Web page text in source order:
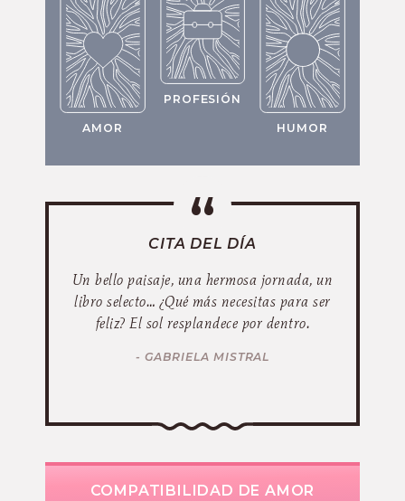
AMOR
PROFESIÓN
HUMOR
CITA DEL DÍA
Un bello paisaje, una hermosa jornada, un
libro selecto… ¿Qué más necesitas para ser
feliz? El sol resplandece por dentro.
- GABRIELA MISTRAL
COMPATIBILIDAD DE AMOR